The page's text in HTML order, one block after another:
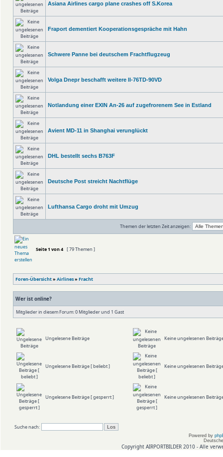
Asiana Airlines cargo plane crashes off S.Korea
Fraport dementiert Kooperationsgespräche mit Hahn
Schwere Panne bei deutschem Frachtflugzeug
Volga Dnepr beschafft weitere Il-76TD-90VD
Notlandung einer EXIN An-26 auf zugefrorenem See in Estland
Avient MD-11 in Shanghai verunglückt
DHL bestellt sechs B763F
Deutsche Post streicht Nachtflüge
Lufthansa Cargo droht mit Umzug
Themen der letzten Zeit anzeigen:
Seite1 von4 [ 79 Themen ]
Foren-Übersicht» Airlines» Fracht
Wer ist online?
Mitglieder in diesem Forum: 0 Mitglieder und 1 Gast
Ungelesene Beiträge Keine ungelesenen
Ungelesene Beiträge [ beliebt ] Keine ungelesenen
Ungelesene Beiträge [ gesperrt ] Keine ungelesenen
Suche nach:
Powered by
Copyright AIRPORTBILDER 2010 - Alle